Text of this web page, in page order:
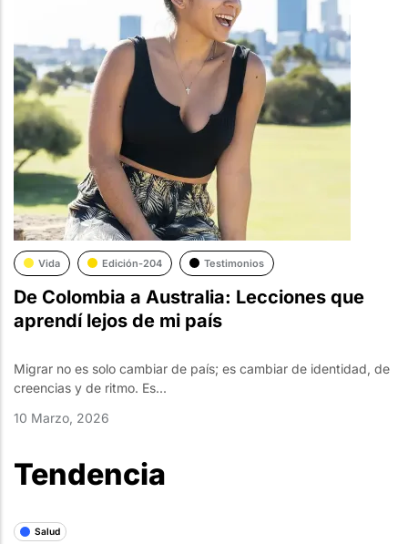
Vida Edición-204 Testimonios
De Colombia a Australia: Lecciones que
aprendí lejos de mi país
Migrar no es solo cambiar de país; es cambiar de identidad, de
creencias y de ritmo. Es...
10 Marzo, 2026
Tendencia
Salud